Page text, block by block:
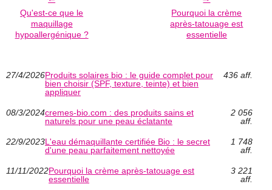
Qu'est-ce que le
maquillage
hypoallergénique ?
Pourquoi la crème
après-tatouage est
essentielle
27/4/2026Produits solaires bio : le guide complet pour
bien choisir (SPF, texture, teinte) et bien
appliquer
436 aff.
08/3/2024cremes-bio.com : des produits sains et
naturels pour une peau éclatante
2 056
aff.
22/9/2023L'eau démaquillante certifiée Bio : le secret
d'une peau parfaitement nettoyée
1 748
aff.
11/11/2022Pourquoi la crème après-tatouage est
essentielle
3 221
aff.